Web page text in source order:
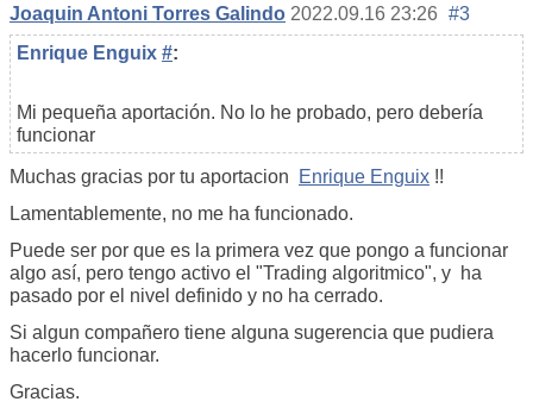
Joaquin Antoni Torres Galindo 2022.09.16 23:26 #3
Enrique Enguix #:
Mi pequeña aportación. No lo he probado, pero debería
funcionar
Muchas gracias por tu aportacion Enrique Enguix !!
Lamentablemente, no me ha funcionado.
Puede ser por que es la primera vez que pongo a funcionar
algo así, pero tengo activo el "Trading algoritmico", y ha
pasado por el nivel definido y no ha cerrado.
Si algun compañero tiene alguna sugerencia que pudiera
hacerlo funcionar.
Gracias.